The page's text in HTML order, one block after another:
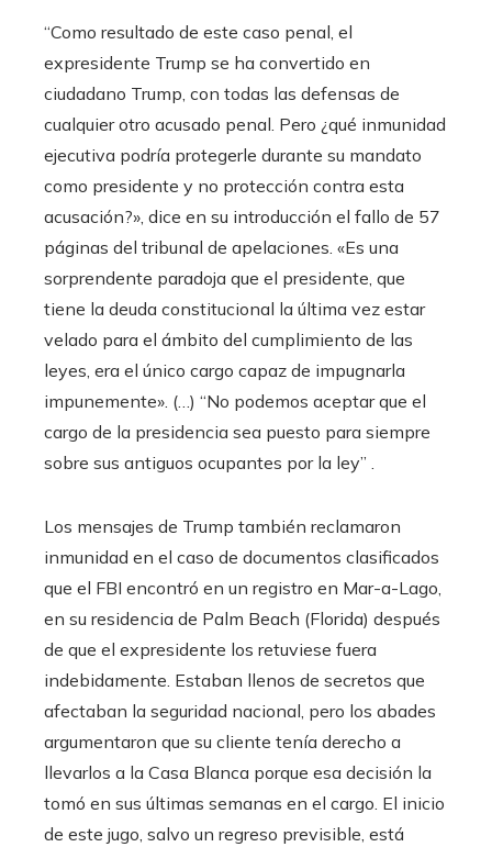
“Como resultado de este caso penal, el
expresidente Trump se ha convertido en
ciudadano Trump, con todas las defensas de
cualquier otro acusado penal. Pero ¿qué inmunidad
ejecutiva podría protegerle durante su mandato
como presidente y no protección contra esta
acusación?», dice en su introducción el fallo de 57
páginas del tribunal de apelaciones. «Es una
sorprendente paradoja que el presidente, que
tiene la deuda constitucional la última vez estar
velado para el ámbito del cumplimiento de las
leyes, era el único cargo capaz de impugnarla
impunemente». (…) “No podemos aceptar que el
cargo de la presidencia sea puesto para siempre
sobre sus antiguos ocupantes por la ley” .
Los mensajes de Trump también reclamaron
inmunidad en el caso de documentos clasificados
que el FBI encontró en un registro en Mar-a-Lago,
en su residencia de Palm Beach (Florida) después
de que el expresidente los retuviese fuera
indebidamente. Estaban llenos de secretos que
afectaban la seguridad nacional, pero los abades
argumentaron que su cliente tenía derecho a
llevarlos a la Casa Blanca porque esa decisión la
tomó en sus últimas semanas en el cargo. El inicio
de este jugo, salvo un regreso previsible, está